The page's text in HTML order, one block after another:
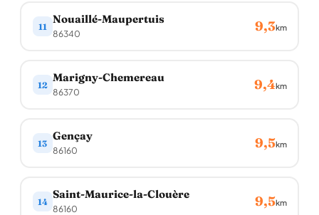
11
Nouaillé-Maupertuis
86340 9,3km
12
Marigny-Chemereau
86370 9,4km
13
Gençay
86160 9,5km
14
Saint-Maurice-la-Clouère
86160 9,5km